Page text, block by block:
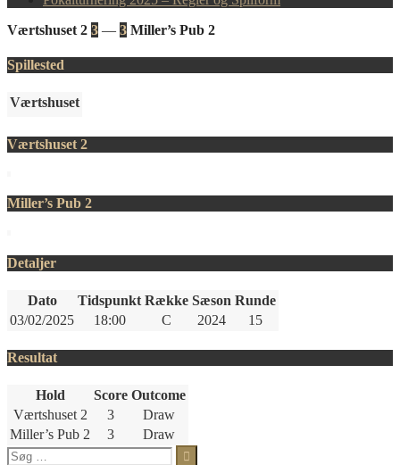
Værtshuset 2 3 — 3 Miller’s Pub 2
Spillested
Værtshuset
Værtshuset 2
Miller’s Pub 2
Detaljer
Dato Tidspunkt Række Sæson Runde
03/02/2025
18:00 C 2024 15
Resultat
Hold Score Outcome
Værtshuset 2
3
Draw
Miller’s Pub 2
3
Draw
Søg